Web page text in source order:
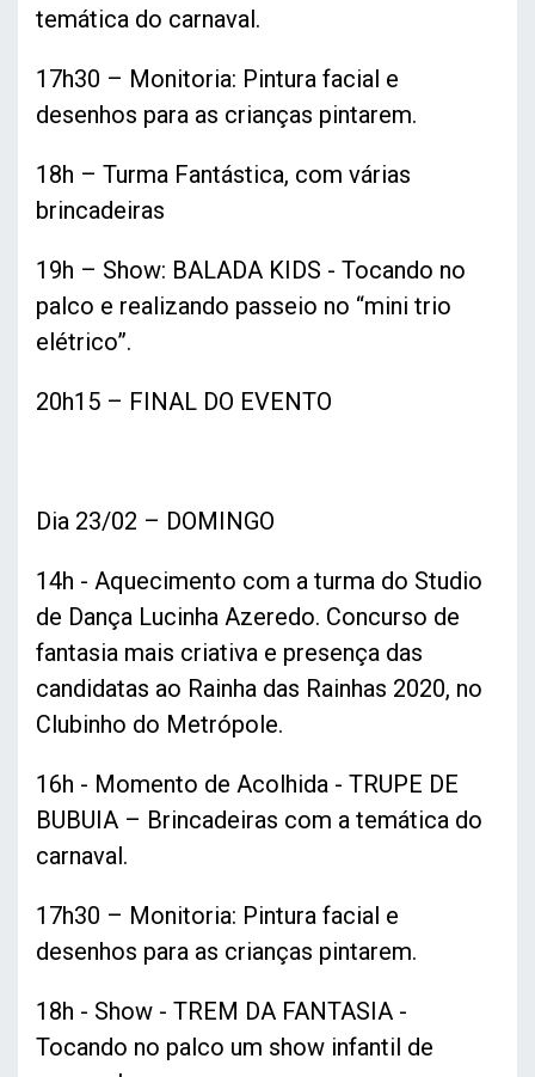
temática do carnaval.
17h30 – Monitoria: Pintura facial e
desenhos para as crianças pintarem.
18h – Turma Fantástica, com várias
brincadeiras
19h – Show: BALADA KIDS - Tocando no
palco e realizando passeio no “mini trio
elétrico”.
20h15 – FINAL DO EVENTO
Dia 23/02 – DOMINGO
14h - Aquecimento com a turma do Studio
de Dança Lucinha Azeredo. Concurso de
fantasia mais criativa e presença das
candidatas ao Rainha das Rainhas 2020, no
Clubinho do Metrópole.
16h - Momento de Acolhida - TRUPE DE
BUBUIA – Brincadeiras com a temática do
carnaval.
17h30 – Monitoria: Pintura facial e
desenhos para as crianças pintarem.
18h - Show - TREM DA FANTASIA -
Tocando no palco um show infantil de